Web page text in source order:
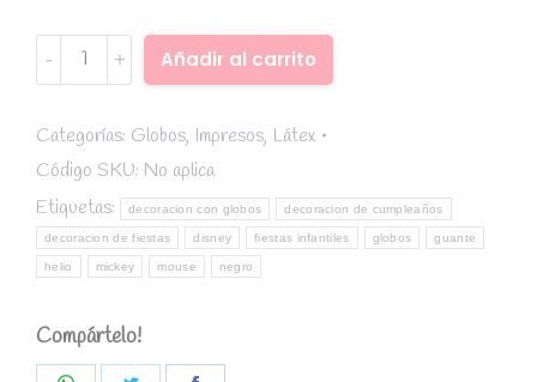
Globo
mickey
con
guante
blanco
quantity
Añadir al carrito
Categorías: Globos, Impresos, Látex
Código SKU: No aplica
Etiquetas:
decoracion con globos decoracion de cumpleaños
decoracion de fiestas disney fiestas infantiles globos guante
helio mickey mouse negro
Compártelo!